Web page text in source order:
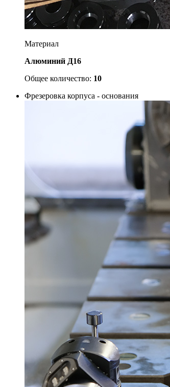
Материал
Алюминий Д16
Общее количество: 10
Фрезеровка корпуса - основания